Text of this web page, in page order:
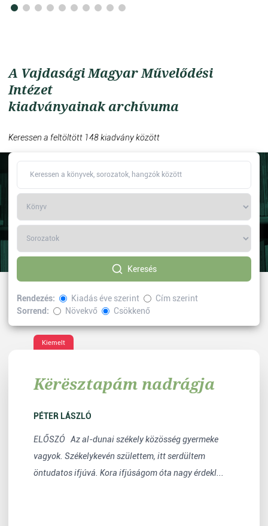
A Vajdasági Magyar Művelődési
Intézet
kiadványainak archívuma
Keressen a feltöltött 148 kiadvány között
Keresés
Rendezés: Kiadás éve szerint
Cím szerint
Sorrend:
Növekvő Csökkenő
Kiválasztott címke:Elbeszélés
Kiemelt
Kërësztapám nadrágja
PÉTER LÁSZLÓ
ELŐSZÓ Az al-dunai székely közösség gyermeke
vagyok. Székelykevén születtem, itt serdültem
öntudatos ifjúvá. Kora ifjúságom óta nagy érdekl...